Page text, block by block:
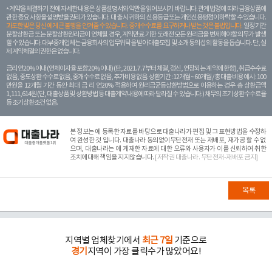
계약을 체결하기 전에 자세한 내용은 상품설명서와 약관을 읽어보시기 바랍니다. 관계 법령에 따라 금융상품에
관한 중요 사항을 설명받을 권리가 있습니다. 대 출 시 귀하의 신용등급 또는 개인신용평점이 하락할 수 있습니다.
과도한 빚은 당신 에게 큰 불행을 안겨줄 수 있습니다. 중개수수료를 요구하거나 받는 것은 불법입니다. 일정 기간
분할상환금 또는 분할상환원리금이 연체될 경우, 계약만료 기한 도래전 모든 원리금을 변제해야할 의무가 발생
할 수 있습니다. 대부중개업체는 금융회사의 업무위탁을 받아 대출모집 및 소개 등의 섭외 활동을 돕습니다. 단, 실
제 계약체결의 권한은 없습니다.
금리 연20% 이내 (연체이자율 포함 20% 이내) (단, 2021. 7. 7부터 체결, 갱신, 연장되는 계 약에 한함), 취급수수료
없음, 중도상환 수수료 없음, 중개수수료 없음, 추가비용 없음. 상환기간 : 12개월 ~ 60개월 / 총 대출 비용 예시 : 100
만원을 12개월 기간 동안 최대 금 리 연20% 적용하여 원리금균등상환방법으로 이용하는 경우 총 상환금액
1,111,614원 (단, 대출상품 및 상환방법 등 대출계약 내용에 따라 달라질 수 있습니다.) 채무의 조기 상환수수료율
등 조기상환조건 없음.
본 정보는에 등록한 자료를 바탕으로 대출나라가 편집 및 그 표현방법을 수정하
여 완성한 것 입니다. 대출나라 동의없이무단전재 또는 재배포, 재가공 할 수 없
으며, 대출나라는 에 게재한 자료에 대한 오류와 사용자가 이를 신뢰하여 취한
조치에대해 책임을 지지않습니다. [저작권 대출나라. 무단전재-재배포 금지]
목록
지역별 업체찾기에서 최근 7일 기준으로
경기 지역이 가장 클릭수가 많았어요!